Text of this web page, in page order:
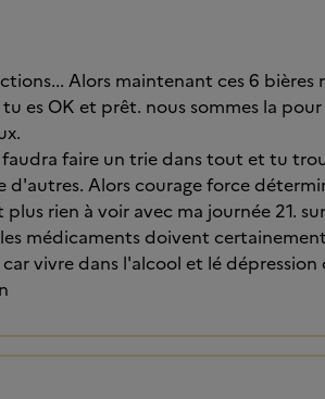
Alors maintenant ces 6 bières
es OK et prêt. nous sommes la
faire un trie dans tout et tu
Alors courage force
rien à voir avec ma journée 21.
médicaments doivent
vivre dans l'alcool et lé dépression